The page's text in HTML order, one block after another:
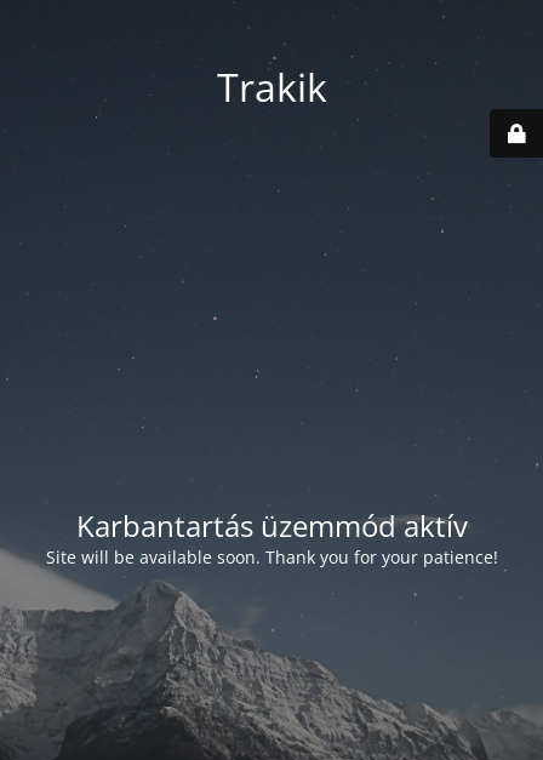
Trakik
Karbantartás üzemmód aktív
Site will be available soon. Thank you for your patience!